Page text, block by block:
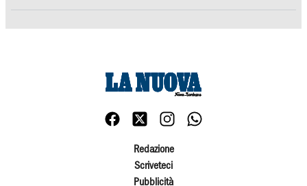
Redazione
Scriveteci
Pubblicità